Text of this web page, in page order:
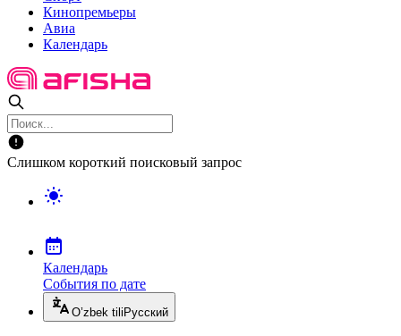
Кинопремьеры
Авиа
Календарь
Слишком короткий поисковый запрос
Календарь
События по дате
O’zbek tili Русский